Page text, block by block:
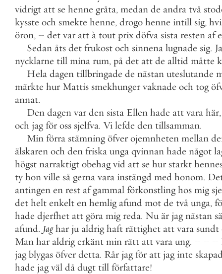
vidrigt att se henne gråta, medan de andra två
kysste och smekte henne, drogo henne intill sig,
öron, – det var att à tout prix döfva sista resten af
Sedan åts det frukost och sinnena lugnade sig.
nycklarne till mina rum, på det att de alltid måtte
Hela dagen tillbringade de nästan uteslutande
märkte hur Mattis smekhunger vaknade och tog
annat.
Den dagen var den sista Ellen hade att vara här,
och jag för oss sjelfva. Vi lefde den tillsamman.
Min förra stämning öfver ojemnheten mellan
älskaren och den friska unga qvinnan hade något
högst narraktigt obehag vid att se hur starkt
ty hon ville så gerna vara instängd med honom.
antingen en rest af gammal förkonstling hos mig
det helt enkelt en hemlig afund mot de två unga,
hade djerfhet att göra mig reda. Nu är jag nästan
afund. Jag har ju aldrig haft rättighet att vara sundt
Man har aldrig erkänt min rätt att vara ung. – – –
jag blygas öfver detta. Rår jag för att jag inte
hade jag väl då dugt till författare!